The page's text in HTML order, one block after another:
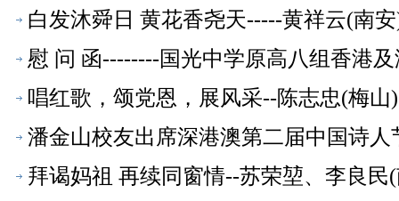
白发沐舜日 黄花香尧天-----黄祥云(南
慰 问 函--------国光中学原高八组香港
唱红歌，颂党恩，展风采--陈志忠(梅山
潘金山校友出席深港澳第二届中国诗人
拜谒妈祖 再续同窗情--苏荣堃、李良